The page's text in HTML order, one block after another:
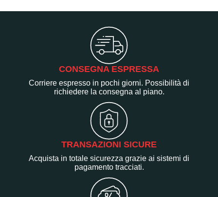
CONSEGNA ESPRESSA
Corriere espresso in pochi giorni. Possibilità di
richiedere la consegna al piano.
TRANSAZIONI SICURE
Acquista in totale sicurezza grazie ai sistemi di
pagamento tracciati.